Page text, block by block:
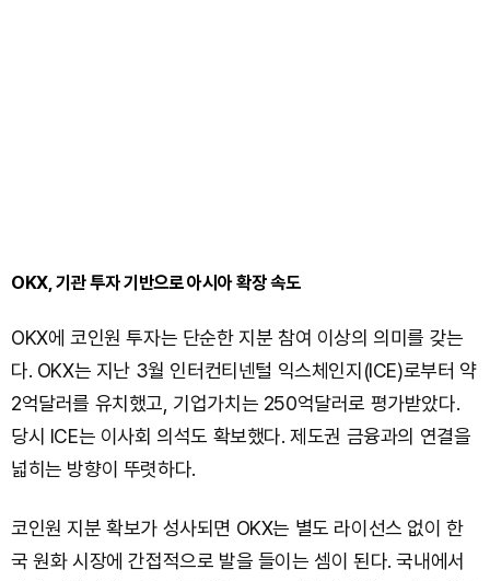
OKX, 기관 투자 기반으로 아시아 확장 속도
OKX에 코인원 투자는 단순한 지분 참여 이상의 의미를 갖는
다. OKX는 지난 3월 인터컨티넨털 익스체인지(ICE)로부터 약
2억달러를 유치했고, 기업가치는 250억달러로 평가받았다.
당시 ICE는 이사회 의석도 확보했다. 제도권 금융과의 연결을
넓히는 방향이 뚜렷하다.
코인원 지분 확보가 성사되면 OKX는 별도 라이선스 없이 한
국 원화 시장에 간접적으로 발을 들이는 셈이 된다. 국내에서